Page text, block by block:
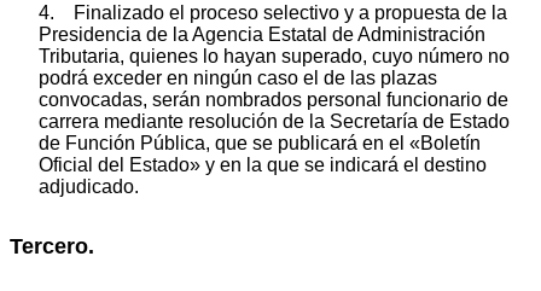
4. Finalizado el proceso selectivo y a propuesta de la
Presidencia de la Agencia Estatal de Administración
Tributaria, quienes lo hayan superado, cuyo número no
podrá exceder en ningún caso el de las plazas
convocadas, serán nombrados personal funcionario de
carrera mediante resolución de la Secretaría de Estado
de Función Pública, que se publicará en el «Boletín
Oficial del Estado» y en la que se indicará el destino
adjudicado.
Tercero.